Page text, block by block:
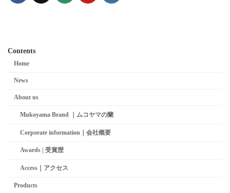
Contents
Home
News
About us
Mukoyama Brand ｜ムコヤマの蘭
Corporate information｜会社概要
Awards | 受賞歴
Access｜アクセス
Products